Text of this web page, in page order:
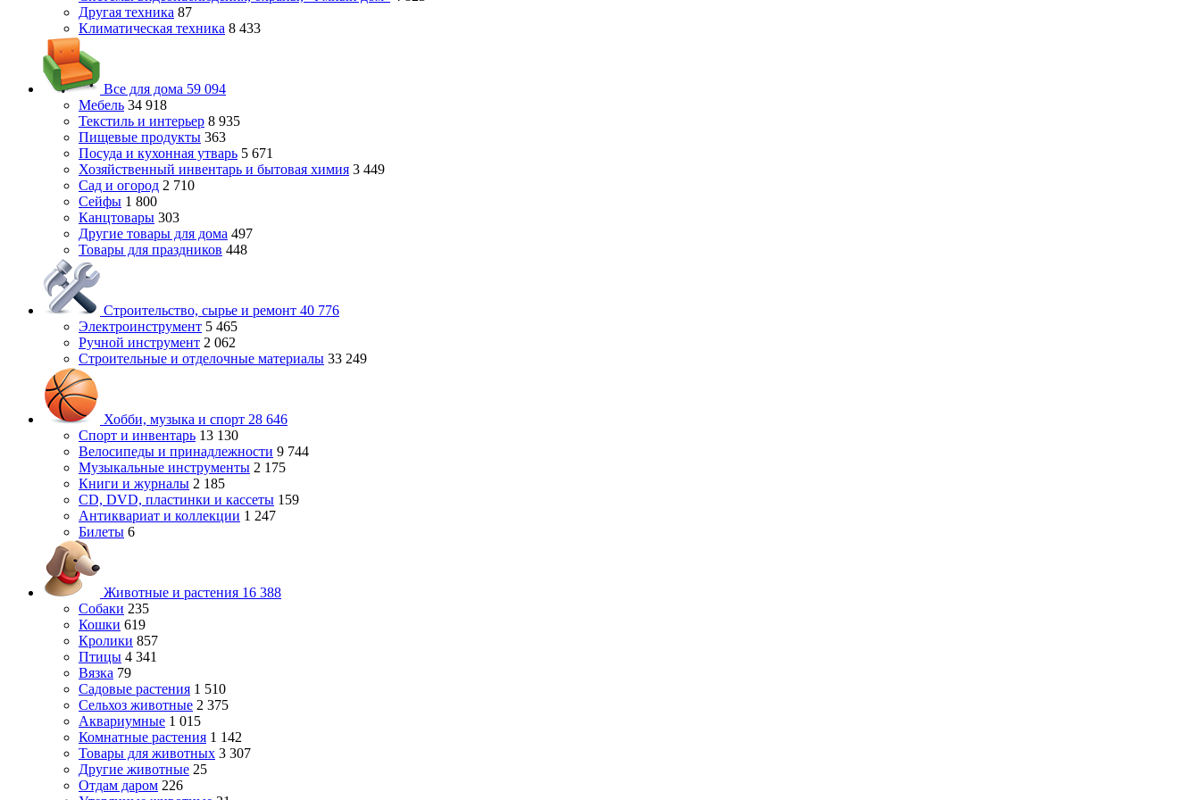
Другая техника 87
Климатическая техника 8 433
Все для дома 59 094
Мебель 34 918
Текстиль и интерьер 8 935
Пищевые продукты 363
Посуда и кухонная утварь 5 671
Хозяйственный инвентарь и бытовая химия 3 449
Сад и огород 2 710
Сейфы 1 800
Канцтовары 303
Другие товары для дома 497
Товары для праздников 448
Строительство, сырье и ремонт 40 776
Электроинструмент 5 465
Ручной инструмент 2 062
Строительные и отделочные материалы 33 249
Хобби, музыка и спорт 28 646
Спорт и инвентарь 13 130
Велосипеды и принадлежности 9 744
Музыкальные инструменты 2 175
Книги и журналы 2 185
CD, DVD, пластинки и кассеты 159
Антиквариат и коллекции 1 247
Билеты 6
Животные и растения 16 388
Собаки 235
Кошки 619
Кролики 857
Птицы 4 341
Вязка 79
Садовые растения 1 510
Сельхоз животные 2 375
Аквариумные 1 015
Комнатные растения 1 142
Товары для животных 3 307
Другие животные 25
Отдам даром 226